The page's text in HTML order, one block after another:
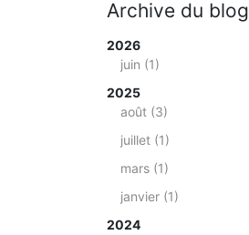
Archive du blog
2026
juin (1)
2025
août (3)
juillet (1)
mars (1)
janvier (1)
2024